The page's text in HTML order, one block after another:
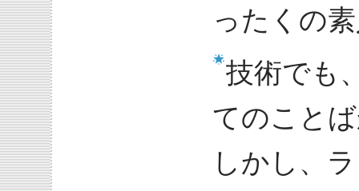
ったくの
技術でも
てのこと
しかし、